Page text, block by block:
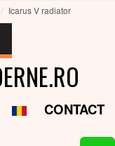
Icarus V radiator
CONTACT